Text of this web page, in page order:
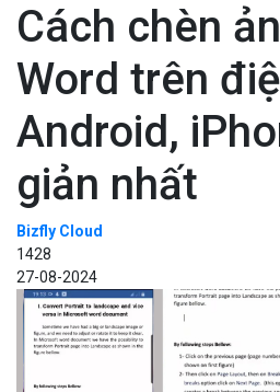
Cách chèn
Word trên
Android,
giản nhất
Bizfly Cloud
1428
27-08-2024